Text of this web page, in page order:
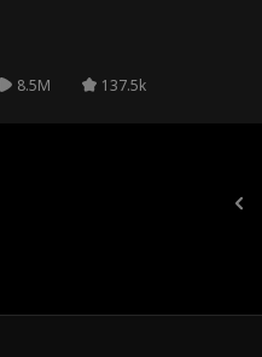
8.5M 137.5k